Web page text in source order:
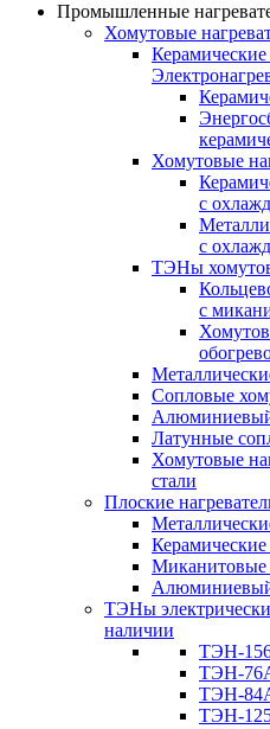
Промышленные
Хомутовые
Хомутовые
с
с
ТЭНы
с
Сопловые
Алюминиевый
Латунные
Хомутовые
стали
Плоские
Керамические
Миканитовые
Алюминиевый
ТЭНы
наличии
ТЭН-
ТЭН-
ТЭН-
ТЭН-